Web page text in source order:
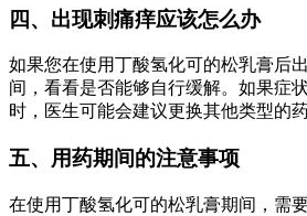
四、出现刺痛痒应该怎么办
如果您在使用丁酸氢化可的松乳膏后
间，看看是否能够自行缓解。如果症
时，医生可能会建议更换其他类型的
五、用药期间的注意事项
在使用丁酸氢化可的松乳膏期间，需